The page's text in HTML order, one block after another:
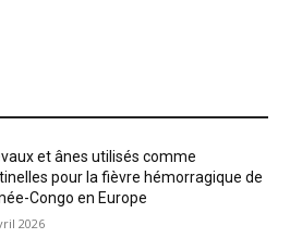
et ânes utilisés comme
pour la fièvre hémorragique de
Congo en Europe
2026